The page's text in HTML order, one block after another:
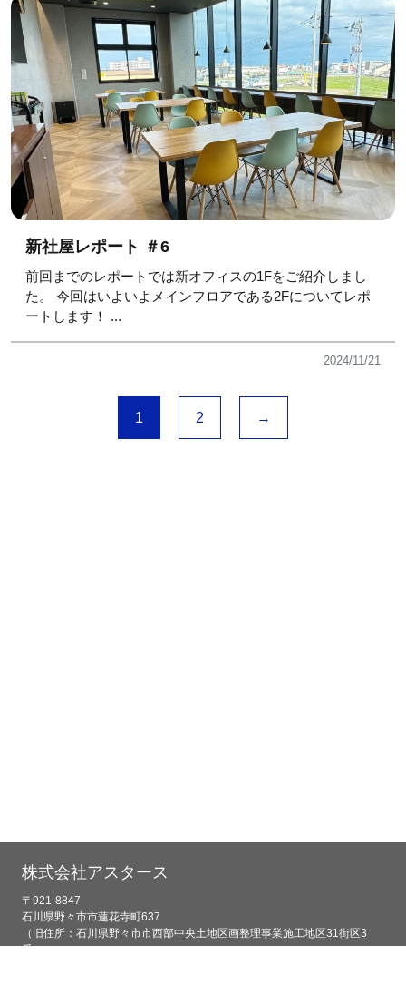
新社屋レポート ＃6
前回までのレポートでは新オフィスの1Fをご紹介しまし
た。 今回はいよいよメインフロアである2Fについてレポ
ートします！ ...
2024/11/21
1 2 →
株式会社アスタース
〒921-8847
石川県野々市市蓮花寺町637
（旧住所：石川県野々市市西部中央土地区画整理事業施工地区31街区3
番）